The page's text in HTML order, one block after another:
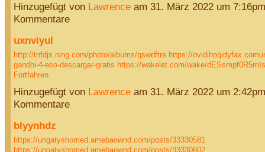
Hinzugefügt von Lawrenceam 31. März 2022 um
Kommentare
uxnviyul
http://tnfdjs.ning.com/photo/albums/qswdftre https://
gandhi-4-eso-descargar-gratis https://wakelet.com/wake/
Fortfahren
Hinzugefügt von Lawrenceam 31. März 2022 um
Kommentare
blyynhdz
https://ungatyshomed.amebaownd.com/posts/33330581
https://ungatyshomed.amebaownd.com/posts/33330602